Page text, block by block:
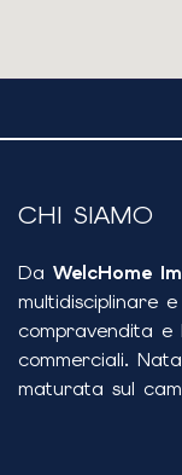
CHI SIAMO
Da WelcHome
multidisciplinare
compravendita e
commerciali.
maturata sul